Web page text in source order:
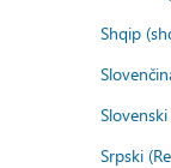
Shqip
Srpski